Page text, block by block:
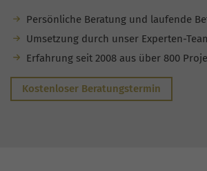
Persönliche Beratung und laufende
Umsetzung durch unser Experten-
Erfahrung seit 2008 aus über 800
Kostenloser Beratungstermin